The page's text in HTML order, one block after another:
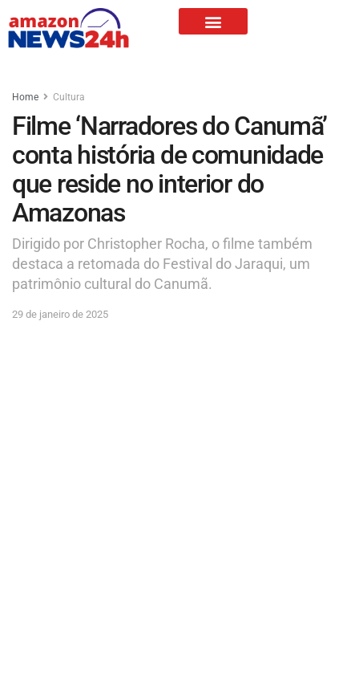
Home Cultura
Filme ‘Narradores do Canumã’
conta história de comunidade
que reside no interior do
Amazonas
Dirigido por Christopher Rocha, o filme também
destaca a retomada do Festival do Jaraqui, um
patrimônio cultural do Canumã.
29 de janeiro de 2025